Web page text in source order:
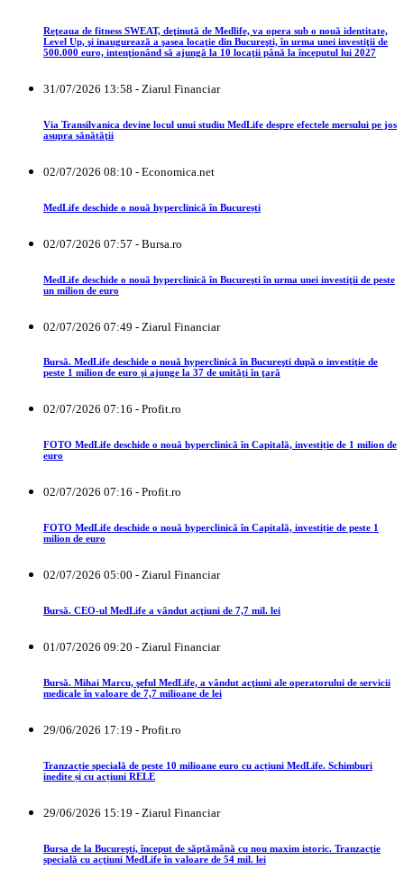
Reţeaua de fitness SWEAT, deţinută de Medlife, va opera sub o nouă identitate,
Level Up, şi inaugurează a şasea locaţie din Bucureşti, în urma unei investiţii de
500.000 euro, intenţionând să ajungă la 10 locaţii până la începutul lui 2027
31/07/2026 13:58 - Ziarul Financiar
Via Transilvanica devine locul unui studiu MedLife despre efectele mersului pe jos
asupra sănătăţii
02/07/2026 08:10 - Economica.net
MedLife deschide o nouă hyperclinică în București
02/07/2026 07:57 - Bursa.ro
MedLife deschide o nouă hyperclinică în Bucureşti în urma unei investiţii de peste
un milion de euro
02/07/2026 07:49 - Ziarul Financiar
Bursă. MedLife deschide o nouă hyperclinică în Bucureşti după o investiţie de
peste 1 milion de euro şi ajunge la 37 de unităţi în ţară
02/07/2026 07:16 - Profit.ro
FOTO MedLife deschide o nouă hyperclinică în Capitală, investiție de 1 milion de
euro
02/07/2026 07:16 - Profit.ro
FOTO MedLife deschide o nouă hyperclinică în Capitală, investiție de peste 1
milion de euro
02/07/2026 05:00 - Ziarul Financiar
Bursă. CEO-ul MedLife a vândut acţiuni de 7,7 mil. lei
01/07/2026 09:20 - Ziarul Financiar
Bursă. Mihai Marcu, şeful MedLife, a vândut acţiuni ale operatorului de servicii
medicale în valoare de 7,7 milioane de lei
29/06/2026 17:19 - Profit.ro
Tranzacție specială de peste 10 milioane euro cu acțiuni MedLife. Schimburi
inedite și cu acțiuni RELE
29/06/2026 15:19 - Ziarul Financiar
Bursa de la Bucureşti, început de săptămână cu nou maxim istoric. Tranzacţie
specială cu acţiuni MedLife în valoare de 54 mil. lei